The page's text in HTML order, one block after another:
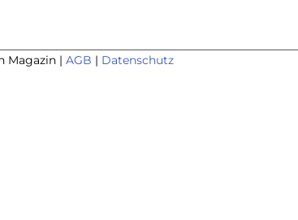
Magazin | AGB | Datenschutz